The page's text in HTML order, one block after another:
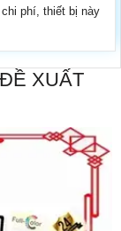
phí, thiết bị này
XUẤT